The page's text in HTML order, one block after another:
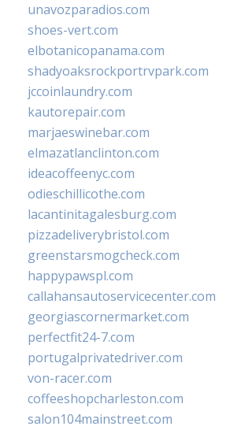
unavozparadios.com
shoes-vert.com
elbotanicopanama.com
shadyoaksrockportrvpark.com
jccoinlaundry.com
kautorepair.com
marjaeswinebar.com
elmazatlanclinton.com
ideacoffeenyc.com
odieschillicothe.com
lacantinitagalesburg.com
pizzadeliverybristol.com
greenstarsmogcheck.com
happypawspl.com
callahansautoservicecenter.com
georgiascornermarket.com
perfectfit24-7.com
portugalprivatedriver.com
von-racer.com
coffeeshopcharleston.com
salon104mainstreet.com